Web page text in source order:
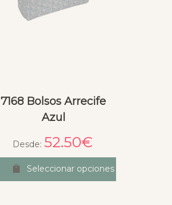
7168 Bolsos Arrecife
Azul
Desde: 52.50€
Seleccionar opciones